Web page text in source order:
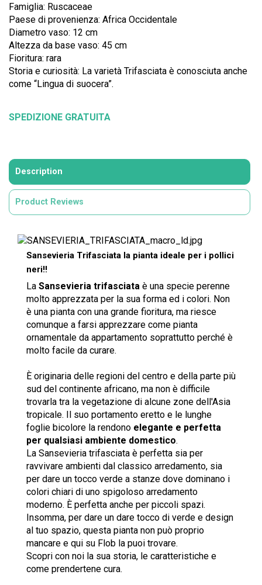
Famiglia: Ruscaceae
Paese di provenienza: Africa Occidentale
Diametro vaso: 12 cm
Altezza da base vaso: 45 cm
Fioritura: rara
Storia e curiosità: La varietà Trifasciata è conosciuta anche
come “Lingua di suocera”.
SPEDIZIONE GRATUITA
Description
Product Reviews
Sansevieria Trifasciata la pianta ideale per i pollici
neri!!
La Sansevieria trifasciata è una specie perenne
molto apprezzata per la sua forma ed i colori. Non
è una pianta con una grande fioritura, ma riesce
comunque a farsi apprezzare come pianta
ornamentale da appartamento soprattutto perché è
molto facile da curare.
È originaria delle regioni del centro e della parte più
sud del continente africano, ma non è difficile
trovarla tra la vegetazione di alcune zone dell'Asia
tropicale. Il suo portamento eretto e le lunghe
foglie bicolore la rendono elegante e perfetta
per qualsiasi ambiente domestico.
La Sansevieria trifasciata è perfetta sia per
ravvivare ambienti dal classico arredamento, sia
per dare un tocco verde a stanze dove dominano i
colori chiari di uno spigoloso arredamento
moderno. È perfetta anche per piccoli spazi.
Insomma, per dare un dare tocco di verde e design
al tuo spazio, questa pianta non può proprio
mancare e qui su Flob la puoi trovare.
Scopri con noi la sua storia, le caratteristiche e
come prendertene cura.